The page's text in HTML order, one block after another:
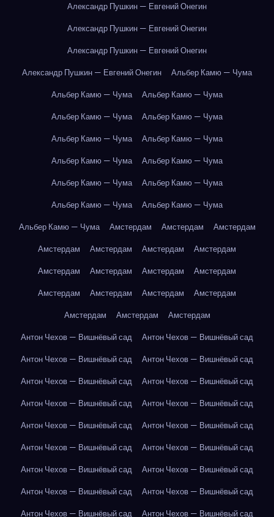
Александр Пушкин — Евгений Онегин
Александр Пушкин — Евгений Онегин
Александр Пушкин — Евгений Онегин
Александр Пушкин — Евгений Онегин
Альбер Камю — Чума
Альбер Камю — Чума
Альбер Камю — Чума
Альбер Камю — Чума
Альбер Камю — Чума
Альбер Камю — Чума
Альбер Камю — Чума
Альбер Камю — Чума
Альбер Камю — Чума
Альбер Камю — Чума
Альбер Камю — Чума
Альбер Камю — Чума
Альбер Камю — Чума
Альбер Камю — Чума
Амстердам Амстердам
Амстердам
Амстердам
Амстердам Амстердам
Амстердам
Амстердам
Амстердам Амстердам
Амстердам
Амстердам
Амстердам Амстердам
Амстердам
Амстердам
Амстердам
Амстердам
Антон Чехов — Вишнёвый сад
Антон Чехов — Вишнёвый сад
Антон Чехов — Вишнёвый сад
Антон Чехов — Вишнёвый сад
Антон Чехов — Вишнёвый сад
Антон Чехов — Вишнёвый сад
Антон Чехов — Вишнёвый сад
Антон Чехов — Вишнёвый сад
Антон Чехов — Вишнёвый сад
Антон Чехов — Вишнёвый сад
Антон Чехов — Вишнёвый сад
Антон Чехов — Вишнёвый сад
Антон Чехов — Вишнёвый сад
Антон Чехов — Вишнёвый сад
Антон Чехов — Вишнёвый сад
Антон Чехов — Вишнёвый сад
Антон Чехов — Вишнёвый сад
Антон Чехов — Вишнёвый сад